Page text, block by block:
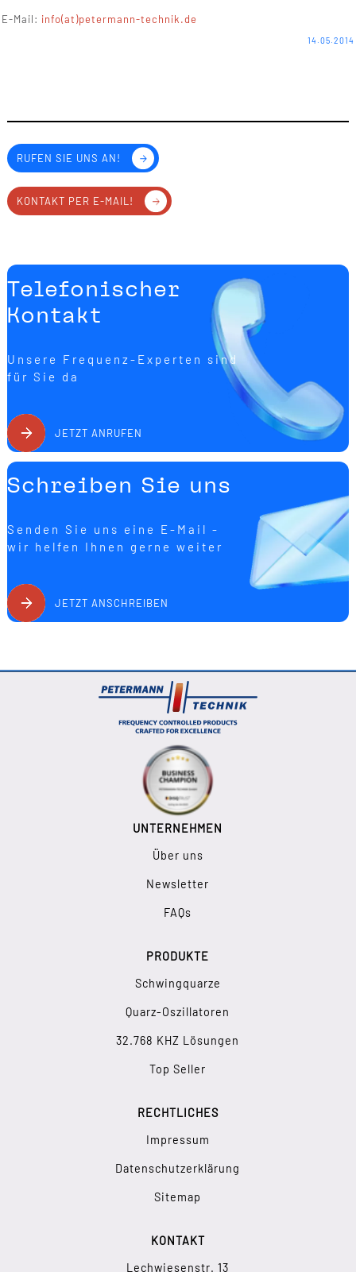
E-Mail: info(at)petermann-technik.de
14.05.2014
RUFEN SIE UNS AN!
KONTAKT PER E-MAIL!
Telefonischer
Kontakt
Unsere Frequenz-Experten sind
für Sie da
JETZT ANRUFEN
Schreiben Sie uns
Senden Sie uns eine E-Mail -
wir helfen Ihnen gerne weiter
JETZT ANSCHREIBEN
UNTERNEHMEN
Über uns
Newsletter
FAQs
PRODUKTE
Schwingquarze
Quarz-Oszillatoren
32.768 KHZ Lösungen
Top Seller
RECHTLICHES
Impressum
Datenschutzerklärung
Sitemap
KONTAKT
Lechwiesenstr. 13